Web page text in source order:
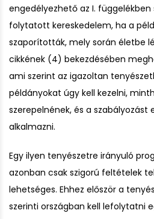
engedélyezhető az I. függelékben
folytatott kereskedelem, ha a
szaporították, mely során életbe
cikkének (4) bekezdésében
ami szerint az igazoltan
példányokat úgy kell kezelni,
szerepelnének, és a szabályozást
alkalmazni.
Egy ilyen tenyészetre irányuló
azonban csak szigorú feltételek
lehetséges. Ehhez először a
szerinti országban kell lefolytatni